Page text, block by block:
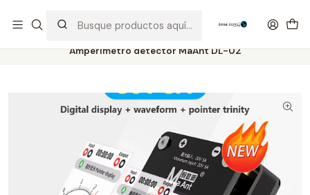
Amperímetro detector MaAnt DL-02